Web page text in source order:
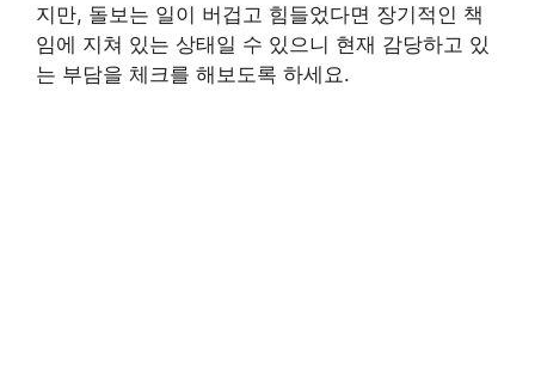
지만, 돌보는 일이 버겁고 힘들었다면 장기적인 책
임에 지쳐 있는 상태일 수 있으니 현재 감당하고 있
는 부담을 체크를 해보도록 하세요.